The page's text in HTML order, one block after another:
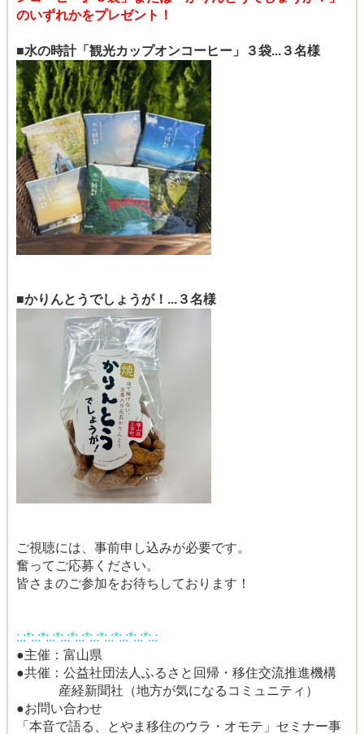
のいずれかをプレゼント！
■水の時計「観光カップオンコーヒー」３袋...３名様
■かりんとうでしょうが！...３名様
ご視聴には、事前申し込みが必要です。
奮ってご応募ください。
皆さまのご参加をお待ちしております！
:.:*:.:*:.:*:.:*:.:*:.:*:.:*:.:*:.:*:.:
●主催：富山県
●共催：公益社団法人ふるさと回帰・移住交流推進機構
産経新聞社（地方が気になるコミュニティ）
●お問い合わせ
「本音で語る、とやま移住のウラ・オモテ」セミナー事